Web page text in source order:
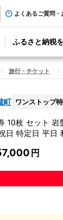
よくあるご質問
ふるさと納税
旅行・チケット
町 ワンストップ
10枚 セット 岩
日 特定日 平日